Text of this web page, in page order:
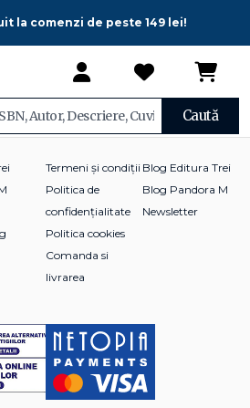
la comenzi de peste 149 lei!
Caută
Termeni și condiții
Politica de
confidențialitate
Politica cookies
Comanda si
livrarea
Blog Editura Trei
Blog Pandora M
Newsletter